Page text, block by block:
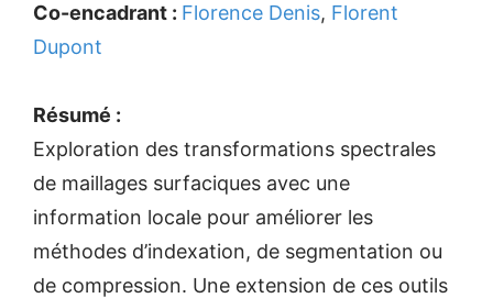
Co-encadrant : Florence Denis, Florent
Dupont
Résumé :
Exploration des transformations spectrales
de maillages surfaciques avec une
information locale pour améliorer les
méthodes d’indexation, de segmentation ou
de compression. Une extension de ces outils